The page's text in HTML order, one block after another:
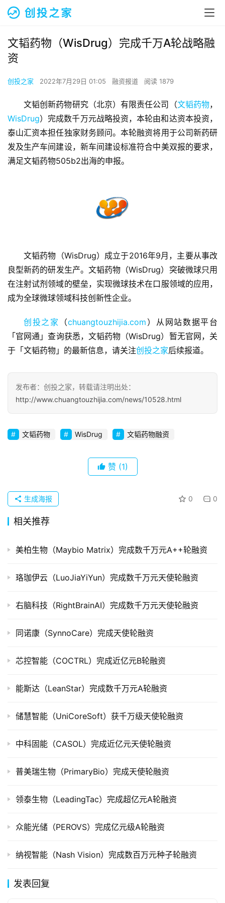
首
页
融
道
观
察
初
创
品
牌
发
重
司
市
创
数
据
学
登录 注册
文韬药物（WisDrug）完成千万A轮战略融
资
创投之家 2022年7月29日 01:05 融资报道 阅读 1879
文韬创新药物研究（北京）有限责任公司（文韬药物，
WisDrug）完成数千万元战略投资，本轮由和达资本投资，
泰山汇资本担任独家财务顾问。本轮融资将用于公司新药研
发及生产车间建设，新车间建设标准符合中美双报的要求，
满足文韬药物505b2出海的申报。
文韬药物（WisDrug）成立于2016年9月，主要从事改
良型新药的研发生产。文韬药物（WisDrug）突破微球只用
在注射试剂领域的壁垒，实现微球技术在口服领域的应用，
成为全球微球领域科技创新性企业。
创投之家 （chuangtouzhijia.com ）从网站数据平台
「官网通」查询获悉，文韬药物（WisDrug）暂无官网，关
于「文韬药物」的最新信息，请关注创投之家后续报道。
发布者：创投之家，转载请注明出处：
http://www.chuangtouzhijia.com/news/10528.html
文韬药物 WisDrug 文韬药物融资
赞 (1)
0 0
生成海报
相关推荐
美柏生物（Maybio Matrix）完成数千万元A++轮融资
珞珈伊云（LuoJiaYiYun）完成数千万元天使轮融资
右脑科技（RightBrainAI）完成数千万元天使轮融资
同诺康（SynnoCare）完成天使轮融资
芯控智能（COCTRL）完成近亿元B轮融资
能斯达（LeanStar）完成数千万元A轮融资
储慧智能（UniCoreSoft）获千万级天使轮融资
中科固能（CASOL）完成近亿元天使轮融资
普美瑞生物（PrimaryBio）完成天使轮融资
领泰生物（LeadingTac）完成超亿元A轮融资
众能光储（PEROVS）完成亿元级A轮融资
纳视智能（Nash Vision）完成数百万元种子轮融资
发表回复